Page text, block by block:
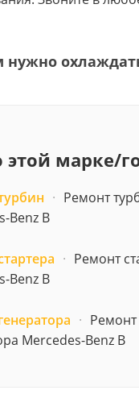
нужно
этой марке/
· Ремонт
Benz B
· Ремонт
Benz B
· Ремонт
Mercedes-Benz B